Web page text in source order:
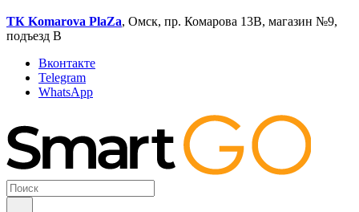
ТК Komarova PlaZa, Омск, пр. Комарова 13В, магазин №9,
подъезд В
Вконтакте
Telegram
WhatsApp